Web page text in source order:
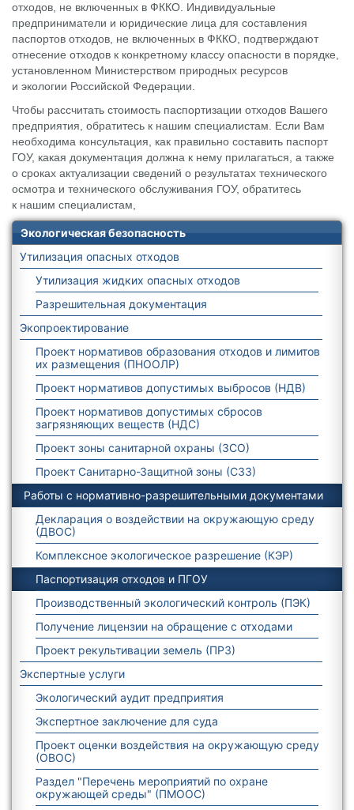
Экологическая безопасность
Утилизация опасных отходов
Утилизация жидких опасных отходов
Разрешительная документация
Экопроектирование
Проект нормативов образования отходов и лимитов
их размещения (ПНООЛР)
Проект нормативов допустимых выбросов (НДВ)
Проект нормативов допустимых сбросов
загрязняющих веществ (НДС)
Проект зоны санитарной охраны (ЗСО)
Проект Санитарно-Защитной зоны (СЗЗ)
Работы с нормативно-разрешительными документами
Декларация о воздействии на окружающую среду
(ДВОС)
Комплексное экологическое разрешение (КЭР)
Паспортизация отходов и ПГОУ
Производственный экологический контроль (ПЭК)
Получение лицензии на обращение с отходами
Проект рекультивации земель (ПРЗ)
Экспертные услуги
Экологический аудит предприятия
Экспертное заключение для суда
Проект оценки воздействия на окружающую среду
(ОВОС)
Раздел "Перечень мероприятий по охране
окружающей среды" (ПМООС)
отходов, не включенных в ФККО. Индивидуальные
предприниматели и юридические лица для составления
паспортов отходов, не включенных в ФККО, подтверждают
отнесение отходов к конкретному классу опасности в порядке,
установленном Министерством природных ресурсов
и экологии Российской Федерации.
Чтобы рассчитать стоимость паспортизации отходов Вашего
предприятия, обратитесь к нашим специалистам. Если Вам
необходима консультация, как правильно составить паспорт
ГОУ, какая документация должна к нему прилагаться, а также
о сроках актуализации сведений о результатах технического
осмотра и технического обслуживания ГОУ, обратитесь
к нашим специалистам,